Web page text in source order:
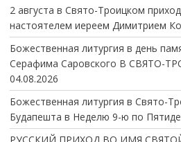
2 августа в Свято-Троицком
настоятелем иереем Димитрием
Божественная литургия в день
Серафима Саровского В СВЯТО-
04.08.2026
Божественная литургия в Свято-
Будапешта в Неделю 9-ю по